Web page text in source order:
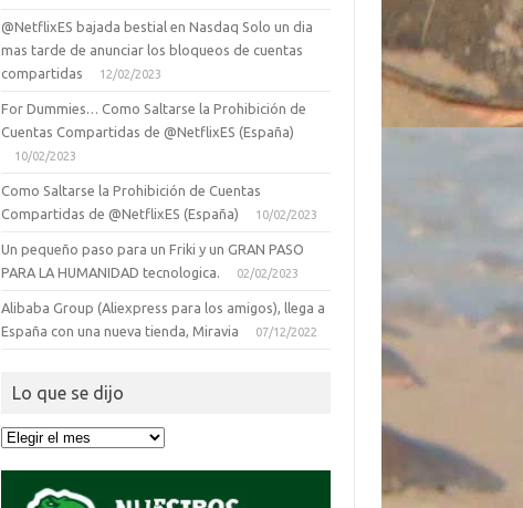
@NetflixES bajada bestial en Nasdaq Solo un dia
mas tarde de anunciar los bloqueos de cuentas
compartidas
12/02/2023
For Dummies… Como Saltarse la Prohibición de
Cuentas Compartidas de @NetflixES (España)
10/02/2023
Como Saltarse la Prohibición de Cuentas
Compartidas de @NetflixES (España)
10/02/2023
Un pequeño paso para un Friki y un GRAN PASO
PARA LA HUMANIDAD tecnologica.
02/02/2023
Alibaba Group (Aliexpress para los amigos), llega a
España con una nueva tienda, Miravia
07/12/2022
Lo que se dijo
Lo